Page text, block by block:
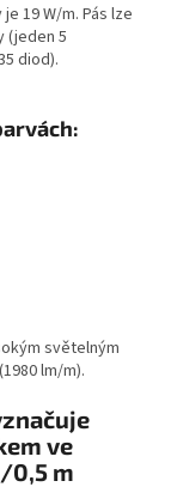
19 W/m. Pás lze
(jeden 5
diod).
světelným
lm/m).
ve
0,5 m